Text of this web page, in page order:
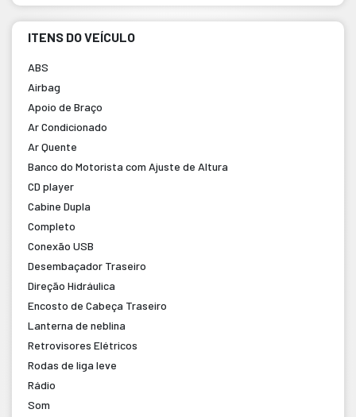
ITENS DO VEÍCULO
ABS
Airbag
Apoio de Braço
Ar Condicionado
Ar Quente
Banco do Motorista com Ajuste de Altura
CD player
Cabine Dupla
Completo
Conexão USB
Desembaçador Traseiro
Direção Hidráulica
Encosto de Cabeça Traseiro
Lanterna de neblina
Retrovisores Elétricos
Rodas de liga leve
Rádio
Som